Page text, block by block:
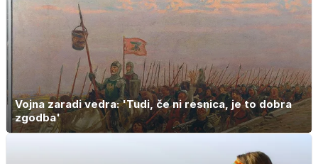
Vojna zaradi vedra: 'Tudi, če ni resnica, je to dobra
zgodba'